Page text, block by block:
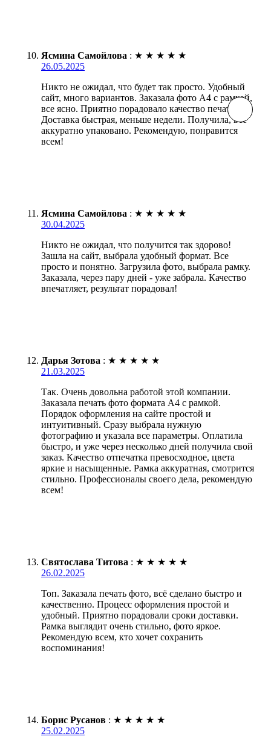
Ясмина Самойлова : ★ ★ ★ ★ ★
26.05.2025
Никто не ожидал, что будет так просто. Удобный
сайт, много вариантов. Заказала фото А4 с рамкой,
все ясно. Приятно порадовало качество печати.
Доставка быстрая, меньше недели. Получила, все
аккуратно упаковано. Рекомендую, понравится
всем!
Ясмина Самойлова : ★ ★ ★ ★ ★
30.04.2025
Никто не ожидал, что получится так здорово!
Зашла на сайт, выбрала удобный формат. Все
просто и понятно. Загрузила фото, выбрала рамку.
Заказала, через пару дней - уже забрала. Качество
впечатляет, результат порадовал!
Дарья Зотова : ★ ★ ★ ★ ★
21.03.2025
Так. Очень довольна работой этой компании.
Заказала печать фото формата А4 с рамкой.
Порядок оформления на сайте простой и
интуитивный. Сразу выбрала нужную
фотографию и указала все параметры. Оплатила
быстро, и уже через несколько дней получила свой
заказ. Качество отпечатка превосходное, цвета
яркие и насыщенные. Рамка аккуратная, смотрится
стильно. Профессионалы своего дела, рекомендую
всем!
Святослава Титова : ★ ★ ★ ★ ★
26.02.2025
Топ. Заказала печать фото, всё сделано быстро и
качественно. Процесс оформления простой и
удобный. Приятно порадовали сроки доставки.
Рамка выглядит очень стильно, фото яркое.
Рекомендую всем, кто хочет сохранить
воспоминания!
Борис Русанов : ★ ★ ★ ★ ★
25.02.2025